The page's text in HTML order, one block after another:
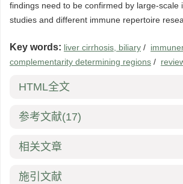
findings need to be confirmed by large-scale
studies and different immune repertoire
Key words: liver cirrhosis, biliary /
complementarity determining regions /
HTML全文
参考文献(17)
相关文章
施引文献